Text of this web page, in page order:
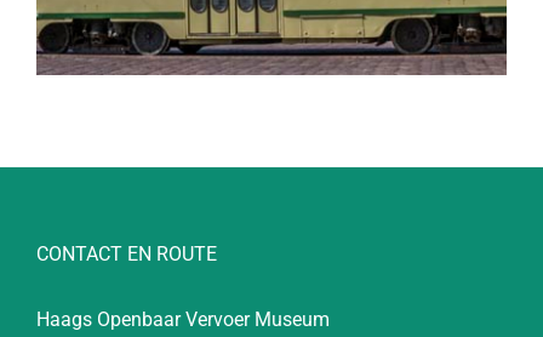
CONTACT EN ROUTE
Haags Openbaar Vervoer Museum